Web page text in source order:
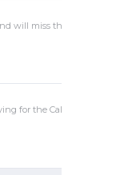
will miss the next
for the California